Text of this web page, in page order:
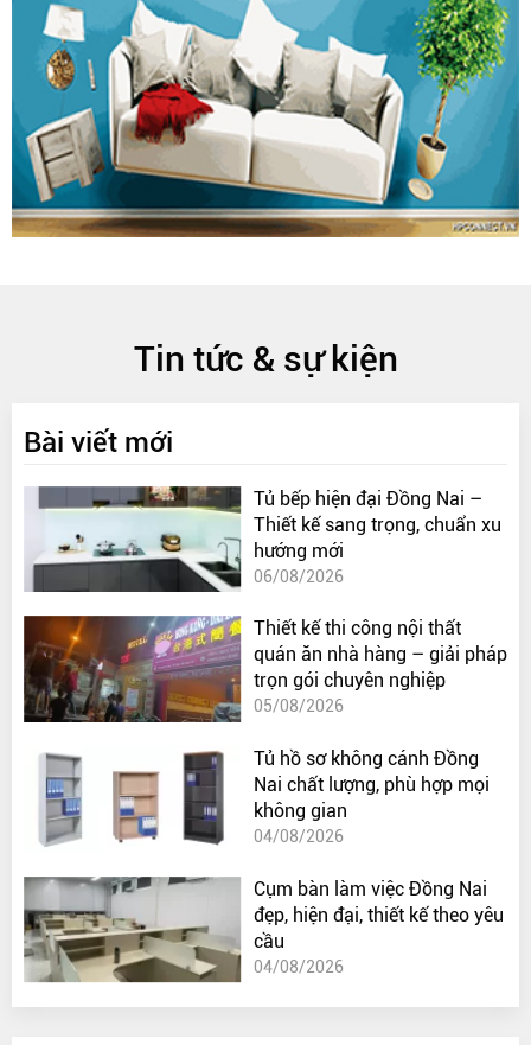
Tin tức & sự kiện
Bài viết mới
Tủ bếp hiện đại Đồng Nai –
Thiết kế sang trọng, chuẩn xu
hướng mới
06/08/2026
Thiết kế thi công nội thất
quán ăn nhà hàng – giải pháp
trọn gói chuyên nghiệp
05/08/2026
Tủ hồ sơ không cánh Đồng
Nai chất lượng, phù hợp mọi
không gian
04/08/2026
Cụm bàn làm việc Đồng Nai
đẹp, hiện đại, thiết kế theo yêu
cầu
04/08/2026